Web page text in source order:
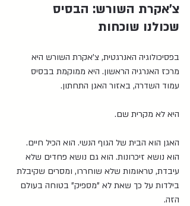
צ'אקרת השורש: הבסיס
שכולנו שוכחות
בפסיכולוגיה האנרגטית, צ'אקרת השורש היא
מרכז האנרגיה הראשון. היא ממוקמת בבסיס
עמוד השדרה, באזור האגן התחתון.
היא לא מקרית שם.
האגן הוא הבית של הגוף הנשי. הוא הכיל חיים.
הוא נושא זיכרונות. הוא גם נושא פחדים שלא
עיבדת, טראומות שלא שוחררו, ומסרים שקיבלת
בילדות על כך שאת לא "מספיק" בטוחה בעולם
הזה.